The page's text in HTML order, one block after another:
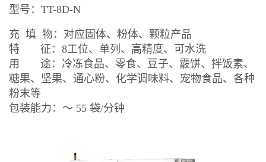
联系我们
型号：TT-8D-N
充 填 物：对应固体、粉体、颗粒产品
特 征：8工位、单列、高精度、可水洗
用 途：冷冻食品、零食、豆子、霰饼、拌饭素、
糖果、坚果、通心粉、化学调味料、宠物食品、各种
粉末等
包装能力：～ 55 袋/分钟